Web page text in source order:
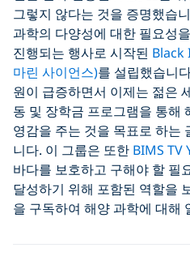
그렇지 않다는 것을 증명했습
과학의 다양성에 대한 필요성
진행되는 행사로 시작된 Black
마린 사이언스)를 설립했습니
원이 급증하면서 이제는 젊은
동 및 장학금 프로그램을 통해
영감을 주는 것을 목표로 하는
니다. 이 그룹은 또한 BIMS TV
바다를 보호하고 구해야 할 필
달성하기 위해 포함된 역할을
을 구독하여 해양 과학에 대해